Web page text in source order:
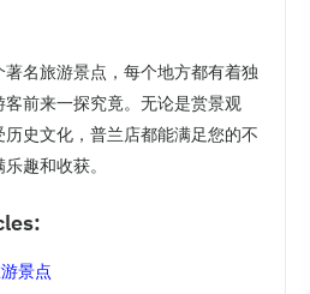
名旅游景点，每个地方都有着独
前来一探究竟。无论是赏景观
史文化，普兰店都能满足您的不
趣和收获。
景点